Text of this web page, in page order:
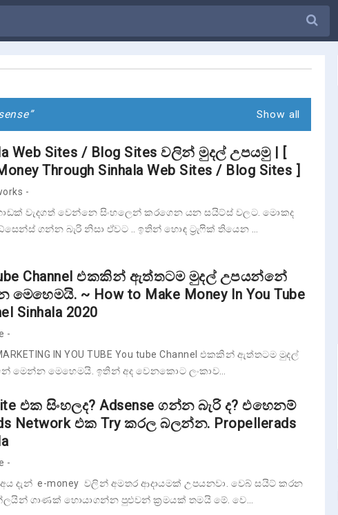
Show all
Web Sites / Blog Sites වලින් මුදල් උපයමු | [
Through Sinhala Web Sites / Blog Sites ]
-
වැදගත් වෙන්නෙ සිංහලෙන් කරගෙන යන සයිට්ස් වලට. මොකද
ගන්න බැරි නිසා ඒවට .. ඉතින් හොඳ ට්‍රැෆික් තියෙන …
Channel එකකින් ඇත්තටම මුදල් උපයන්නේ
~ How to Make Money In You Tube
Sinhala 2020
-
IN YOU TUBE You tube Channel එකකින් ඇත්තටම මුදල්
මෙන්න මෙහෙමයි. ඉතින් අද වෙනකොට ලංකාව…
එක සිංහලද? Adsense ගන්න බැරි ද? එහෙනම්
Network එක Try කරල බලන්න. Propellerads
-
දැන් e-money වලින් අමතර ආදායමක් උපයනවා. වෙබ් සයිට් කරන
ගාණක් හොයාගන්න පුළුවන් ක්‍රමයක් තමයි මේ. වෙ…